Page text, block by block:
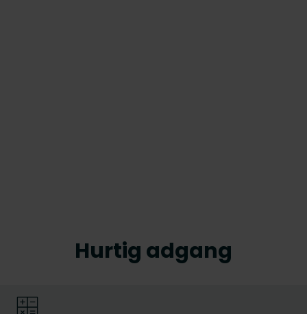
Hurtig adgang